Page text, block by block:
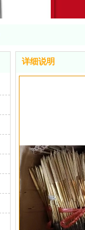
详细说明